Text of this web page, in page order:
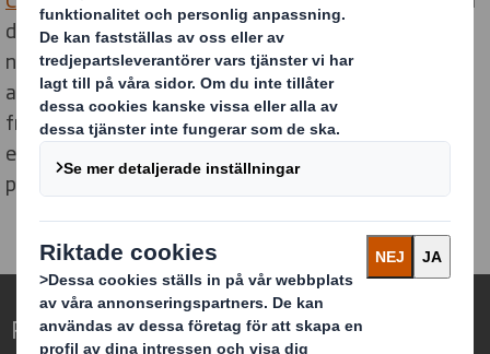
det mest omfattande verktyget som finns tillgängligt
när det gäller att mäta cirkuläritet. Det är designat för
att hjälpa organisationer att se hur förberedda och
framgångsrika de är i övergången till en cirkulär
ekonomi. Vi arbetar tillsammans med andra globala
partners och EMF för att utveckla Circulytics.
Redefining Packaging for a Changing World